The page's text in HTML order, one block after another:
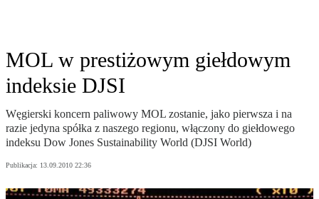
MOL w prestiżowym giełdowym
indeksie DJSI
Węgierski koncern paliwowy MOL zostanie, jako pierwsza i na
razie jedyna spółka z naszego regionu, włączony do giełdowego
indeksu Dow Jones Sustainability World (DJSI World)
Publikacja: 13.09.2010 22:36